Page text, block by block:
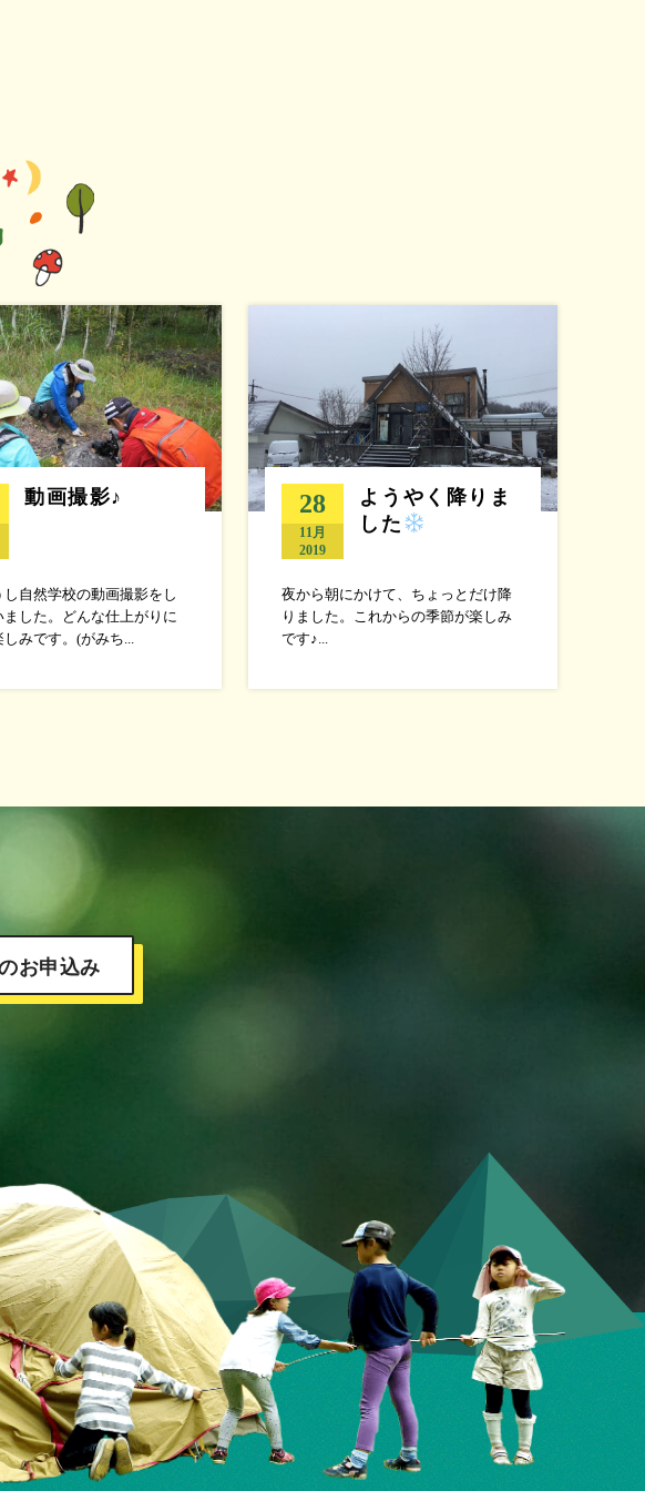
動画撮影♪
し自然学校の動画撮影をし
ました。どんな仕上がりに
しみです。(がみち...
28
11月
2019
ようやく降りま
した
夜から朝にかけて、ちょっとだけ降
りました。これからの季節が楽しみ
です♪...
お申込み